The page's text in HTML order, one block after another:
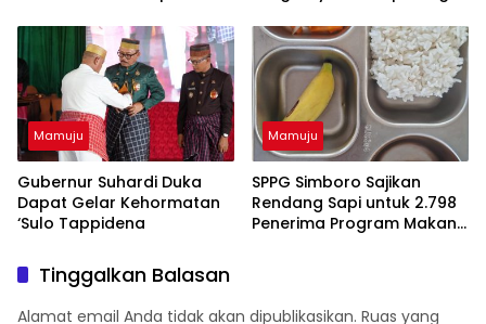
Serahkan Diri
Mamuju
Gubernur Suhardi Duka
Dapat Gelar Kehormatan
‘Sulo Tappidena
Mamuju
SPPG Simboro Sajikan
Rendang Sapi untuk 2.798
Penerima Program Makan
Tinggalkan Balasan
Alamat email Anda tidak akan dipublikasikan. Ruas yang